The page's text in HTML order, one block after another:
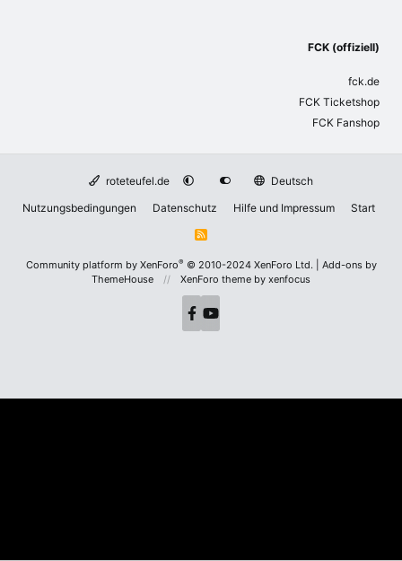
FCK (offiziell)
fck.de
FCK Ticketshop
FCK Fanshop
roteteufel.de
Deutsch
Nutzungsbedingungen
Datenschutz Hilfe und Impressum Start
R
Community platform by XenForo® © 2010-2024 XenForo Ltd.
Add-ons by
ThemeHouse
XenForo theme by xenfocus